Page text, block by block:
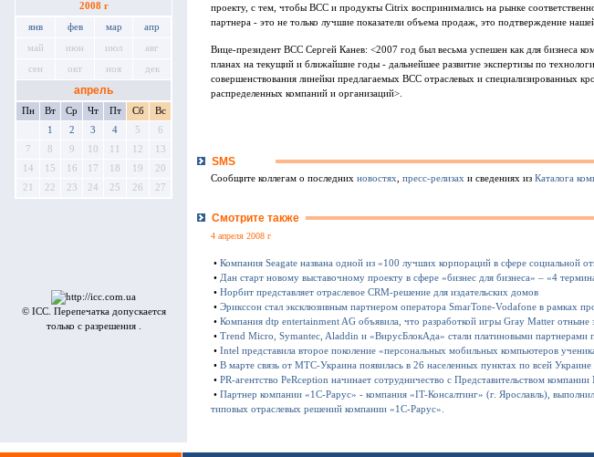
2008 г
янв фев мар апр
май июн июл авг
сен окт ноя дек
апрель
Пн Вт Ср Чт Пт Сб
Вс
1
2 3 4 5
6
7
8 9 10 11 12
13
14
15 16 17 18 19
20
21
22 23 24 25 26 27
© ICC. Перепечатка допускается
только с разрешения .
проекту, с тем, чтобы BCC и продукты Citrix воспринимались на рынке
партнера - это не только лучшие показатели объема продаж, это подтверждение
Вице-президент BCC Сергей Канев: <2007 год был весьма успешен как для бизнеса
планах на текущий и ближайшие годы - дальнейшее развитие экспертизы по
совершенствования линейки предлагаемых BCC отраслевых и специализированных
распределенных компаний и организаций>.
SMS
Сообщите коллегам о последних новостях, пресс-релизах и сведениях из Каталога
Смотрите также
4 апреля 2008 г
• Компания Seagate названа одной из «100 лучших корпораций в сфере социальной
• Дан старт новому выставочному проекту в сфере «бизнес для бизнеса» – «4
• Норбит представляет отраслевое CRM-решение для издательских домов
• Эрикссон стал эксклюзивным партнером оператора SmarTone-Vodafone в рамках
• Компания dtp entertainment AG объявила, что разработкой игры Gray Matter отныне
• Trend Micro, Symantec, Aladdin и «ВирусБлокАда» стали платиновыми партнерами
• Intel представила второе поколение «персональных мобильных компьютеров
• В марте связь от МТС-Украина появилась в 26 населенных пунктах по всей Украине
• PR-агентство PeRception начинает сотрудничество с Представительством
• Партнер компании «1С-Рарус» - компания «IT-Консалтинг» (г. Ярославль),
типовых отраслевых решений компании «1С-Рарус».